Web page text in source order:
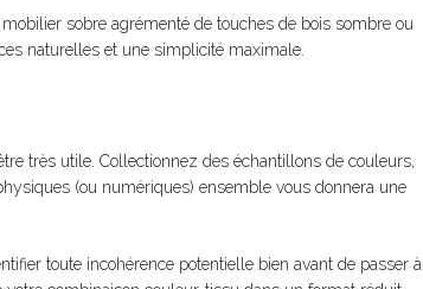
sobre agrémenté de touches de bois sombre ou
naturelles et une simplicité maximale.
très utile. Collectionnez des échantillons de couleurs,
(ou numériques) ensemble vous donnera une
toute incohérence potentielle bien avant de passer à